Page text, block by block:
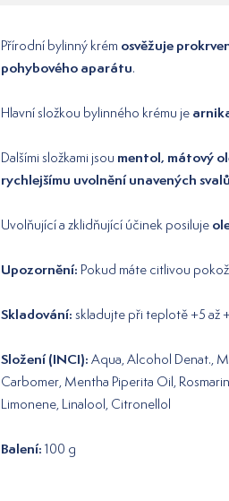
Přírodní bylinný krém osvěžuje
pohybového aparátu.
Hlavní složkou bylinného krému je
Dalšími složkami jsou mentol, mátový
rychlejšímu uvolnění unavených svalů
Uvolňující a zklidňující účinek posiluje
Upozornění: Pokud máte citlivou
Skladování: skladujte při teplotě +5 až
Složení (INCI): Aqua, Alcohol Denat.,
Carbomer, Mentha Piperita Oil,
Limonene, Linalool, Citronellol
Balení: 100 g